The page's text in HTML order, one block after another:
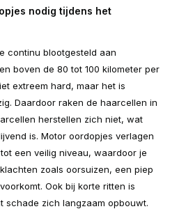
nodig tijdens het
continu blootgesteld aan
boven de 80 tot 100 kilometer per
extreem hard, maar het is
Daardoor raken de haarcellen in
herstellen zich niet, wat
is. Motor oordopjes verlagen
een veilig niveau, waardoor je
zoals oorsuizen, een piep
Ook bij korte ritten is
schade zich langzaam opbouwt.